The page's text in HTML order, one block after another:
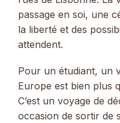
passage en soi, une
la liberté et des
attendent.
Pour un étudiant, un
Europe est bien plus
C’est un voyage de
occasion de sortir de